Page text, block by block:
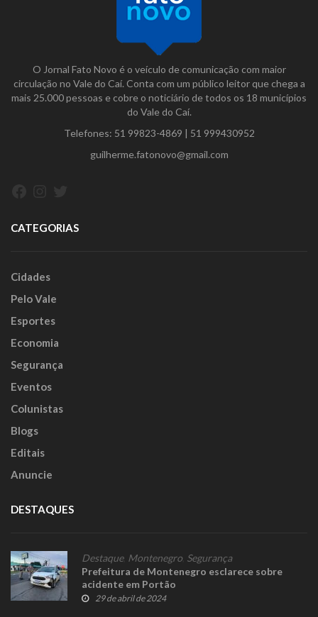
O Jornal Fato Novo é o veículo de comunicação com maior
circulação no Vale do Caí. Conta com um público leitor que chega a
mais 25.000 pessoas e cobre o noticiário de todos os 18 municípios
do Vale do Caí.
Telefones: 51 99823-4869 | 51 999430952
guilherme.fatonovo@gmail.com
CATEGORIAS
Cidades
Pelo Vale
Esportes
Economia
Segurança
Eventos
Colunistas
Blogs
Editais
Anuncie
DESTAQUES
Destaque, Montenegro Segurança
Prefeitura de Montenegro esclarece sobre
acidente em Portão
29 de abril de 2024